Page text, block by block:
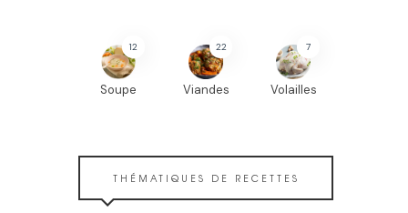
12
Soupe
22
Viandes
7
Volailles
THÉMATIQUES DE RECETTES